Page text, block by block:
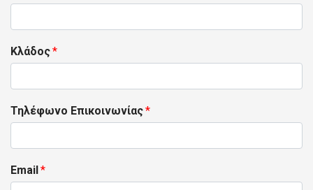
Κλάδος*
Τηλέφωνο Επικοινωνίας*
Email*